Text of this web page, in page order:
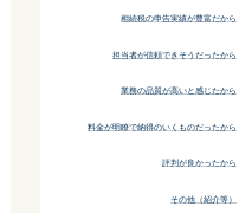
相続税の申告実績が豊富だから
担当者が信頼できそうだったから
業務の品質が高いと感じたから
料金が明瞭で納得のいくものだったから
評判が良かったから
その他（紹介等）